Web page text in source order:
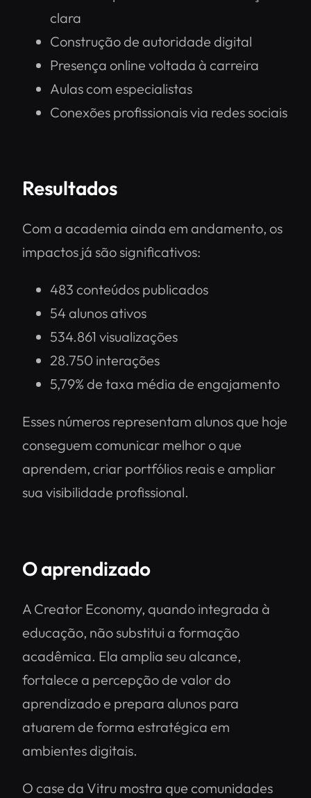
clara
Construção de autoridade digital
Presença online voltada à carreira
Aulas com especialistas
Conexões profissionais via redes sociais
Resultados
Com a academia ainda em andamento, os
impactos já são significativos:
483 conteúdos publicados
54 alunos ativos
534.861 visualizações
28.750 interações
5,79% de taxa média de engajamento
Esses números representam alunos que hoje
conseguem comunicar melhor o que
aprendem, criar portfólios reais e ampliar
sua visibilidade profissional.
O aprendizado
A Creator Economy, quando integrada à
educação, não substitui a formação
acadêmica. Ela amplia seu alcance,
fortalece a percepção de valor do
aprendizado e prepara alunos para
atuarem de forma estratégica em
ambientes digitais.
O case da Vitru mostra que comunidades